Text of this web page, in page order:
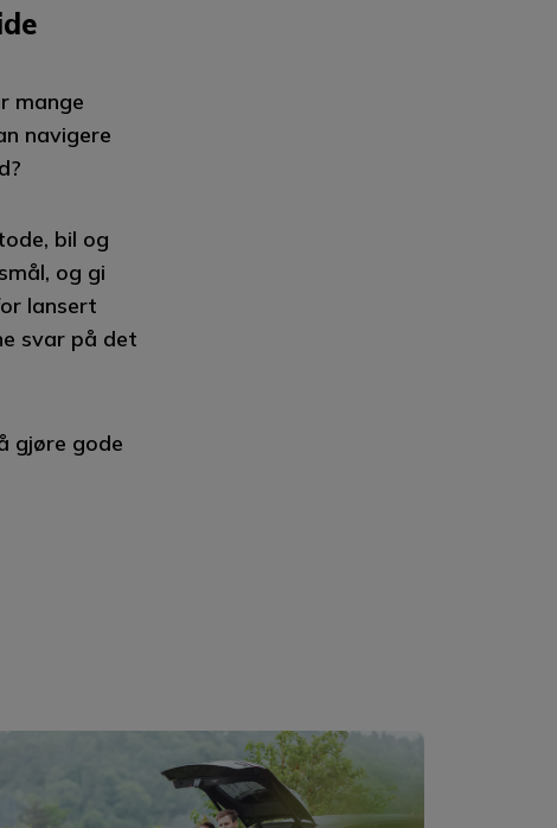
mange
navigere
bil og
og gi
lansert
svar på det
gjøre gode